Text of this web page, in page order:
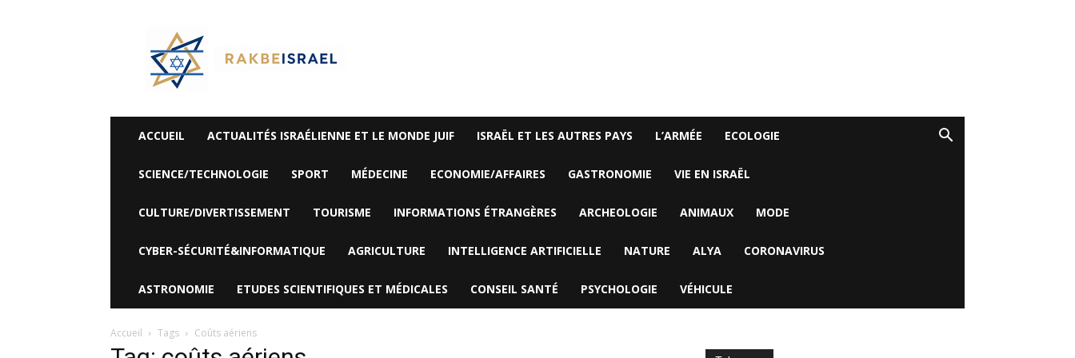
Rak
Be
Israel-
Alyaexpress-
News
ACCUEIL ACTUALITÉS ISRAÉLIENNE ET LE MONDE JUIF ISRAËL ET LES AUTRES PAYS L’ARMÉE ECOLOGIE
SCIENCE/TECHNOLOGIE SPORT MÉDECINE ECONOMIE/AFFAIRES GASTRONOMIE VIE EN ISRAËL
CULTURE/DIVERTISSEMENT TOURISME INFORMATIONS ÉTRANGÈRES ARCHEOLOGIE ANIMAUX MODE
CYBER-SÉCURITÉ&INFORMATIQUE AGRICULTURE INTELLIGENCE ARTIFICIELLE NATURE ALYA CORONAVIRUS
ASTRONOMIE ETUDES SCIENTIFIQUES ET MÉDICALES CONSEIL SANTÉ PSYCHOLOGIE VÉHICULE
Accueil Tags Coûts aériens